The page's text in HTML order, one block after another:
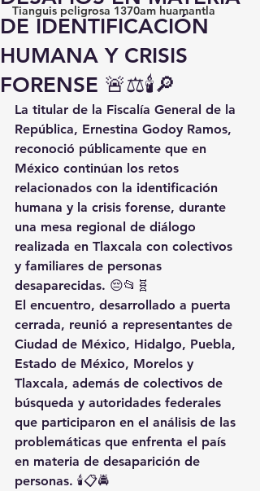
Tianguis peligrosa 1370am huamantla
DE IDENTIFICACIÓN
HUMANA Y CRISIS
FORENSE 🚨⚖️🕯️🔎
La titular de la Fiscalía General de la
República, Ernestina Godoy Ramos,
reconoció públicamente que en
México continúan los retos
relacionados con la identificación
humana y la crisis forense, durante
una mesa regional de diálogo
realizada en Tlaxcala con colectivos
y familiares de personas
desaparecidas. 😔📂🧬
El encuentro, desarrollado a puerta
cerrada, reunió a representantes de
Ciudad de México, Hidalgo, Puebla,
Estado de México, Morelos y
Tlaxcala, además de colectivos de
búsqueda y autoridades federales
que participaron en el análisis de las
problemáticas que enfrenta el país
en materia de desaparición de
personas. 🕯️📋🚔